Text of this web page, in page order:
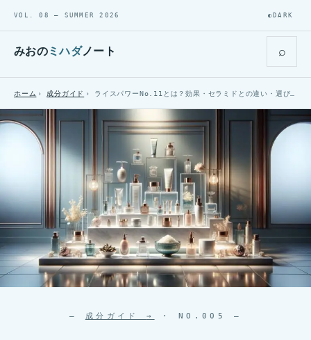
VOL. 08 — SUMMER 2026 ◐ DARK
みおのミハダノート ⌕
ホーム 成分ガイド
— 成分ガイド→ · NO.005 —